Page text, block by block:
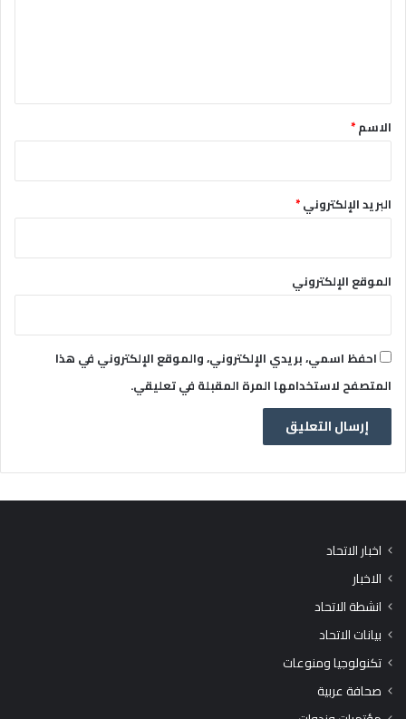
*الاسم*
البريد الإلكتروني*
الموقع الإلكتروني
احفظ اسمي، بريدي الإلكتروني، والموقع الإلكتروني في هذا
المتصفح لاستخدامها المرة المقبلة في تعليقي.
اخبار الاتحاد
الاخبار
انشطة الاتحاد
بيانات الاتحاد
تكنولوجيا ومنوعات
صحافة عربية